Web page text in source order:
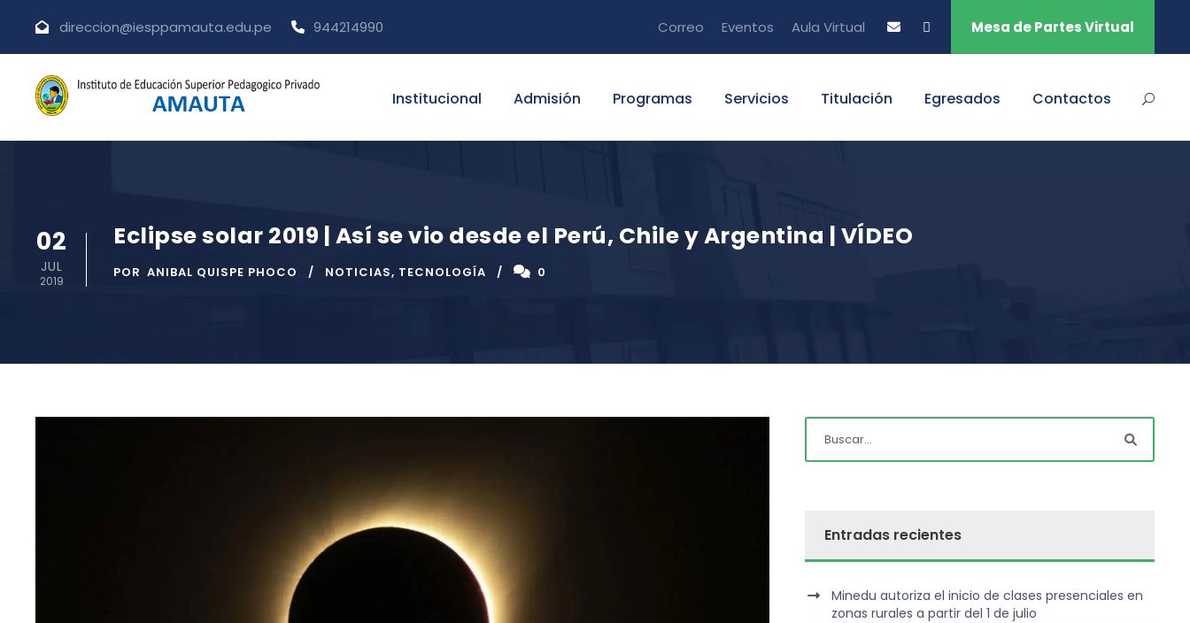
direccion@iesppamauta.edu.pe 944214990 Correo Eventos Aula Virtual Mesa de Partes Virtual
Institucional Admisión Programas Servicios Titulación Egresados Contactos
02
JUL
2019
Eclipse solar 2019 | Así se vio desde el Perú, Chile y Argentina | VÍDEO
POR ANIBAL QUISPE PHOCO NOTICIAS, TECNOLOGÍA 0
Entradas recientes
Minedu autoriza el inicio de clases presenciales en
zonas rurales a partir del 1 de julio